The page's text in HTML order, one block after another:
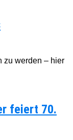
zu werden – hier
feiert 70.